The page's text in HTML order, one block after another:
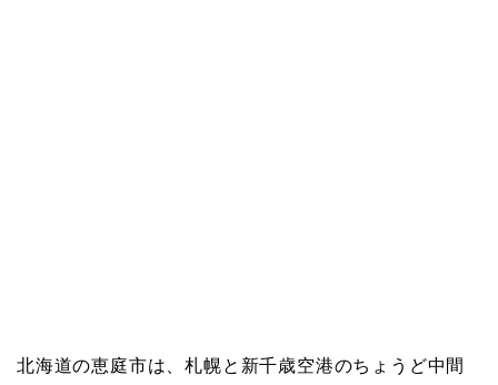
北海道の恵庭市は、札幌と新千歳空港のちょうど中間